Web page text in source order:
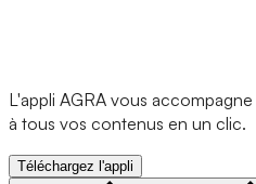
L'appli AGRA vous
à tous vos contenus en un clic.
Téléchargez l'appli